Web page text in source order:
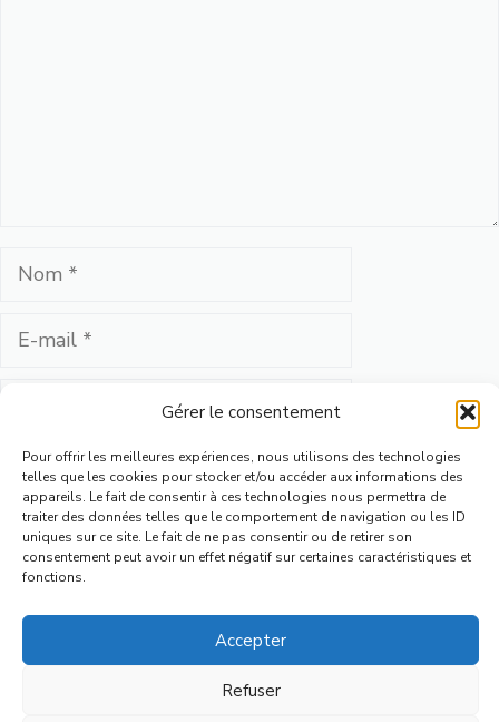
Gérer le consentement
Pour offrir les meilleures expériences, nous utilisons des technologies
telles que les cookies pour stocker et/ou accéder aux informations des
appareils. Le fait de consentir à ces technologies nous permettra de
traiter des données telles que le comportement de navigation ou les ID
uniques sur ce site. Le fait de ne pas consentir ou de retirer son
consentement peut avoir un effet négatif sur certaines caractéristiques et
fonctions.
Accepter
Refuser
Nom
Site
Enregistrer mon nom, mon e-mail et mon site dans
le navigateur pour mon prochain commentaire.